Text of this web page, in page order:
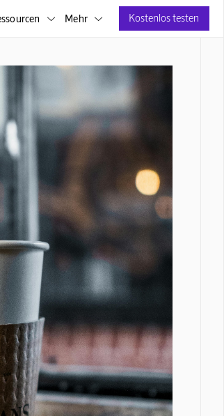
 Mehr  Kostenlos testen